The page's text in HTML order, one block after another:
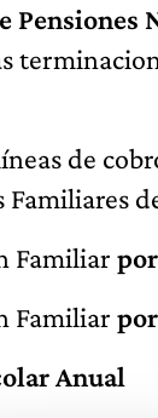
Pensiones
de
Familiares
Familiar
Familiar
Anual